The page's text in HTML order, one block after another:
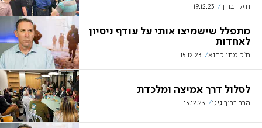
חזקי ברוך 19.12.23
מתפלל שישמיצו אותי על עודף ניסיון
לאחדות
ח"כ מתן כהנא 15.12.23
לסלול דרך אמיצה ומלכדת
הרב ברוך גיגי 13.12.23